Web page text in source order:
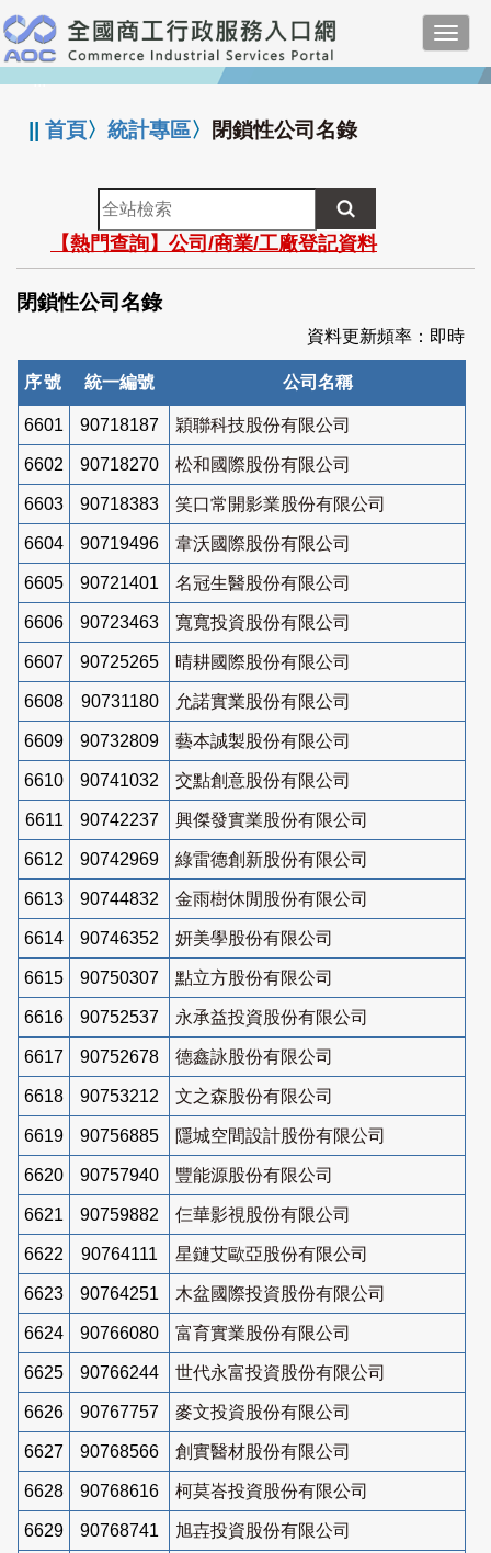
跳
到
主
要
:::
||首頁〉統計專區〉 閉鎖性公司名錄
全
站
檢
索
【熱門查詢】公司/商業/工廠登記資料
閉鎖性公司名錄
資料更新頻率：即時
序號 統一編號 公司名稱
6601 90718187 穎聯科技股份有限公司
6602 90718270 松和國際股份有限公司
6603 90718383 笑口常開影業股份有限公司
6604 90719496 韋沃國際股份有限公司
6605 90721401 名冠生醫股份有限公司
6606 90723463 寬寬投資股份有限公司
6607 90725265 晴耕國際股份有限公司
6608 90731180 允諾實業股份有限公司
6609 90732809 藝本誠製股份有限公司
6610 90741032 交點創意股份有限公司
6611 90742237 興傑發實業股份有限公司
6612 90742969 綠雷德創新股份有限公司
6613 90744832 金雨樹休閒股份有限公司
6614 90746352 妍美學股份有限公司
6615 90750307 點立方股份有限公司
6616 90752537 永承益投資股份有限公司
6617 90752678 德鑫詠股份有限公司
6618 90753212 文之森股份有限公司
6619 90756885 隱城空間設計股份有限公司
6620 90757940 豐能源股份有限公司
6621 90759882 仨華影視股份有限公司
6622 90764111 星鏈艾歐亞股份有限公司
6623 90764251 木盆國際投資股份有限公司
6624 90766080 富育實業股份有限公司
6625 90766244 世代永富投資股份有限公司
6626 90767757 麥文投資股份有限公司
6627 90768566 創實醫材股份有限公司
6628 90768616 柯莫峇投資股份有限公司
6629 90768741 旭壵投資股份有限公司